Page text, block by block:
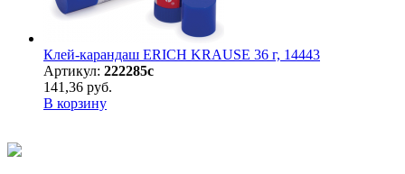
Клей-карандаш ERICH KRAUSE 36 г, 14443
Артикул: 222285с
141,36 руб.
В корзину